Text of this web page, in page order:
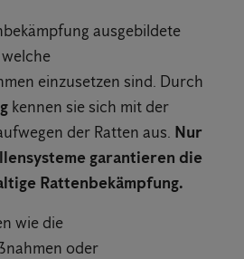
ausgebildete
einzusetzen sind. Durch
kennen sie sich mit der
der Ratten aus. Nur
garantieren die
Rattenbekämpfung.
wie die
oder